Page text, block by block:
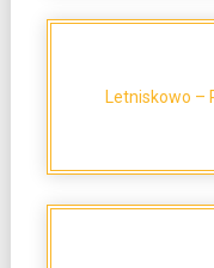
Letniskowo –